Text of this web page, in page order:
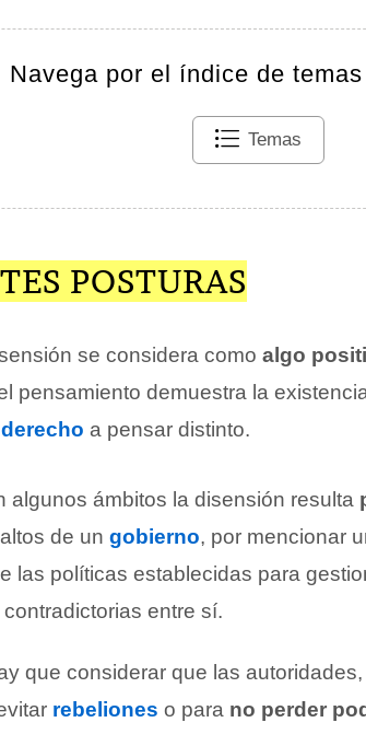
Navega por el índice de
Temas
POSTURAS
se considera como algo
pensamiento demuestra la
derecho a pensar distinto.
algunos ámbitos la disensión resulta
de un gobierno, por mencionar
las políticas establecidas para
entre sí.
que considerar que las
rebeliones o para no perder